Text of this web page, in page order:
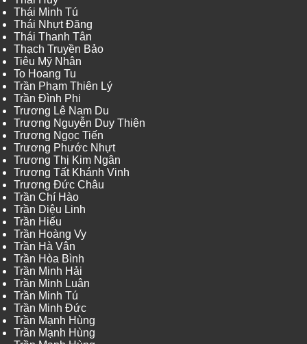
Thái Minh Tú
Thái Nhựt Đăng
Thái Thanh Tân
Thạch Truyền Bảo
Tiêu Mỹ Nhân
To Hoang Tu
Trần Phạm Thiên Lý
Trần Đình Phi
Trương Lê Nam Du
Trương Nguyễn Duy Thiện
Trương Ngọc Tiến
Trương Phước Nhựt
Trương Thị Kim Ngân
Trương Tất Khánh Vinh
Trương Đức Châu
Trần Chí Hào
Trần Diệu Linh
Trần Hiếu
Trần Hoàng Vy
Trần Hà Vân
Trần Hòa Bình
Trần Minh Hải
Trần Minh Luân
Trần Minh Tú
Trần Minh Đức
Trần Mạnh Hùng
Trần Mạnh Hùng